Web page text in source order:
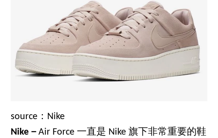
source：Nike
Nike－Air Force 一直是 Nike 旗下非常重要的鞋